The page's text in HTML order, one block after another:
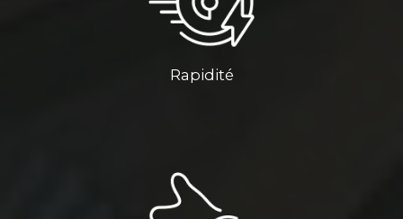
Rapidité